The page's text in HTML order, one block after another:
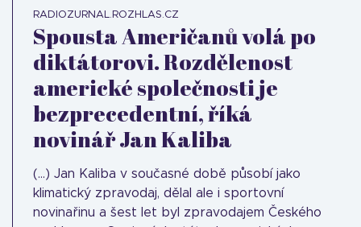
RADIOZURNAL.ROZHLAS.CZ
Spousta Američanů volá po
diktátorovi. Rozdělenost
americké společnosti je
bezprecedentní, říká
novinář Jan Kaliba
(...) Jan Kaliba v současné době působí jako
klimatický zpravodaj, dělal ale i sportovní
novinařinu a šest let byl zpravodajem Českého